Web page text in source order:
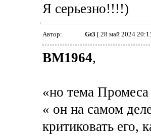
Я серьезно!!!!)
Автор: Gt3 [ 28 май 2024
BM1964,
«но тема Промеса
« он на самом
критиковать его,